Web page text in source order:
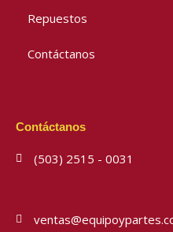
Repuestos
Contáctanos
Contáctanos
(503) 2515 - 0031